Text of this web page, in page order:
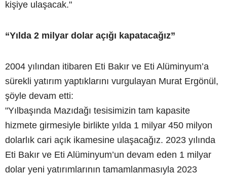
kişiye ulaşacak."
“Yılda 2 milyar dolar açığı kapatacağız”
2004 yılından itibaren Eti Bakır ve Eti Alüminyum’a
sürekli yatırım yaptıklarını vurgulayan Murat Ergönül,
şöyle devam etti:
"Yılbaşında Mazıdağı tesisimizin tam kapasite
hizmete girmesiyle birlikte yılda 1 milyar 450 milyon
dolarlık cari açık ikamesine ulaşacağız. 2023 yılında
Eti Bakır ve Eti Alüminyum’un devam eden 1 milyar
dolar yeni yatırımlarının tamamlanmasıyla 2023